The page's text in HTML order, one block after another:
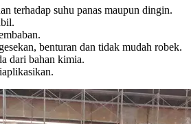
terhadap suhu panas maupun dingin.
benturan dan tidak mudah robek.
dari bahan kimia.